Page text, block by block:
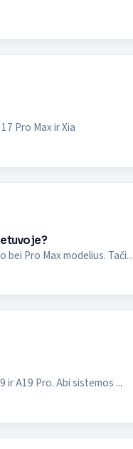
Pro Max ir Xia
bei Pro Max modelius. Tači...
A19 Pro. Abi sistemos ...